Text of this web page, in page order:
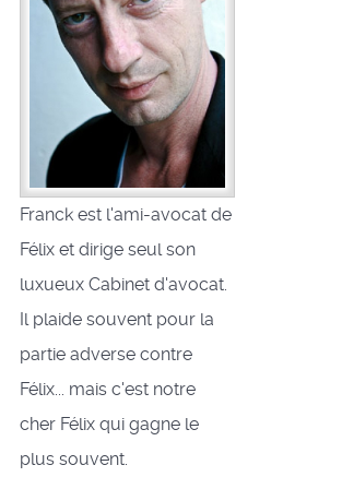
Franck est l'ami-avocat de
Félix et dirige seul son
luxueux Cabinet d'avocat.
Il plaide souvent pour la
partie adverse contre
Félix... mais c'est notre
cher Félix qui gagne le
plus souvent.